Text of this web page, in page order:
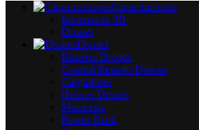
Capacitaciones
Impresoras 3D
Drones
Drones
Baterías Drones
Control Remoto Drones
Cargadores
Helices Drones
Memorias
Power Bank